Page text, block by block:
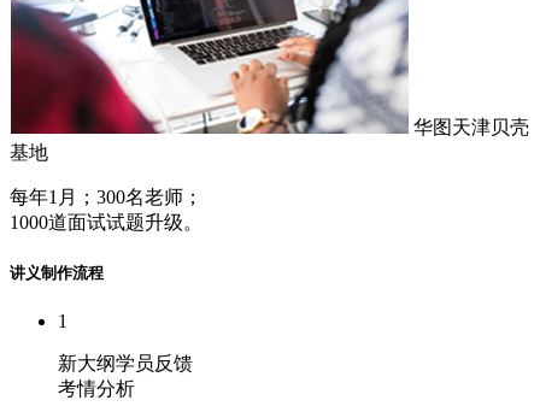
华图天津贝壳
基地
每年1月；300名老师；
1000道面试试题升级。
讲义制作流程
1
新大纲学员反馈
考情分析